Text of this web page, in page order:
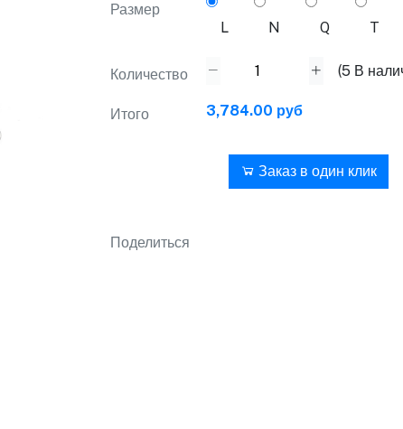
Размер
L
N Q T
Количество (5 В
Итого 3,784.00 руб
Заказ в один клик
Поделиться